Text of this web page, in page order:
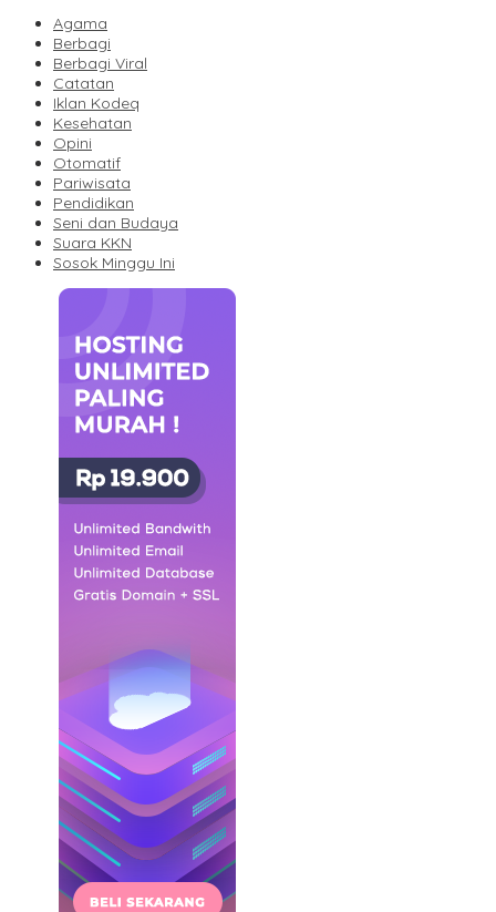
Agama
Berbagi
Berbagi Viral
Catatan
Iklan Kodeq
Kesehatan
Opini
Otomatif
Pariwisata
Pendidikan
Seni dan Budaya
Suara KKN
Sosok Minggu Ini